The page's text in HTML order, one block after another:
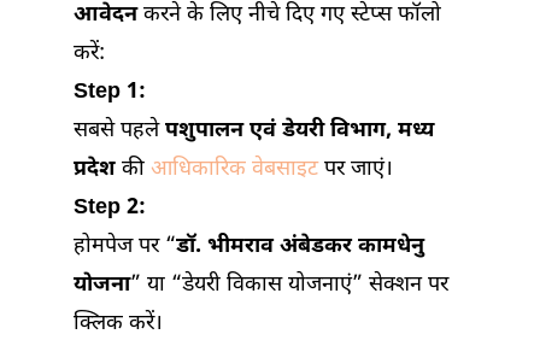
आवेदनकरने के लिए नीचे दिए गए स्टेप्स फॉलो
करें:
Step 1:
सबसे पहलेपशुपालन एवं डेयरी विभाग, मध्य
प्रदेश की आधिकारिक वेबसाइटपर जाएं।
Step 2:
होमपेज पर “डॉ. भीमराव अंबेडकर कामधेनु
योजना” या “डेयरी विकास योजनाएं” सेक्शन पर
क्लिक करें।